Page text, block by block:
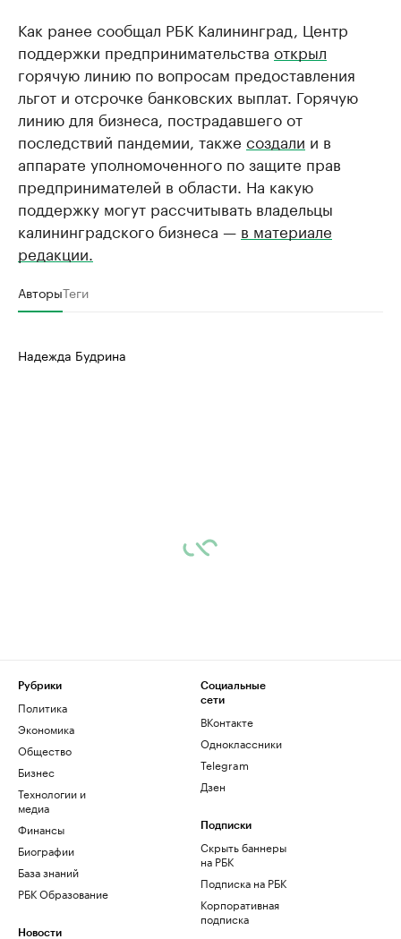
Как ранее сообщал РБК Калининград, Центр
поддержки предпринимательства открыл
горячую линию по вопросам предоставления
льгот и отсрочке банковских выплат. Горячую
линию для бизнеса, пострадавшего от
последствий пандемии, также создали и в
аппарате уполномоченного по защите прав
предпринимателей в области. На какую
поддержку могут рассчитывать владельцы
калининградского бизнеса — в материале
редакции.
АвторыТеги
Надежда Будрина
Рубрики
Политика
Экономика
Общество
Бизнес
Технологии и
медиа
Финансы
Биографии
База знаний
РБК Образование
Новости
Социальные
сети
ВКонтакте
Одноклассники
Telegram
Дзен
Подписки
Скрыть баннеры
на РБК
Подписка на РБК
Корпоративная
подписка